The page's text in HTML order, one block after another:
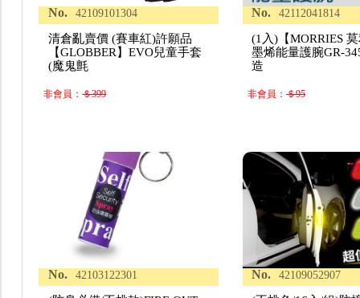
No. 42109101304
清倉亂賣價 (賽車紅)許願品
【GLOBBER】EVO兒童手套
(魔鬼氈
非會員：＄399
No. 42112041814
(1入)【MORRIES
墨烯能量護腕GR-
造
非會員： ＄95
No. 42103122301 No. 42109052907